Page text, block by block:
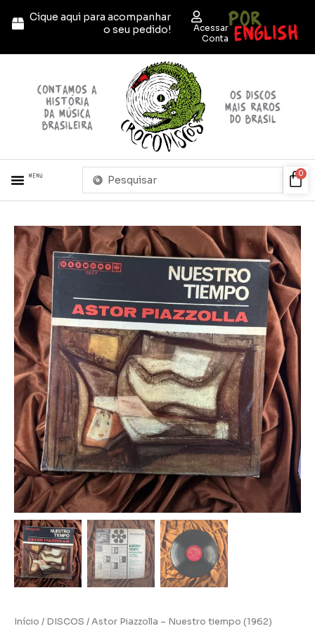
para
conteúdo
Cique aqui para acompanhar
o seu pedido!
Acessar
Conta
POR
ENGLISH
contamos a
história
da música
brasileira
OS discos
mais raros
do brasil
Menu
Pesquisar
0
Início / DISCOS / Astor Piazzolla – Nuestro tiempo (1962)